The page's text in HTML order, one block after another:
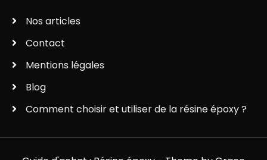
Nos articles
Contact
Mentions légales
Blog
Comment choisir et utiliser de la résine époxy ?